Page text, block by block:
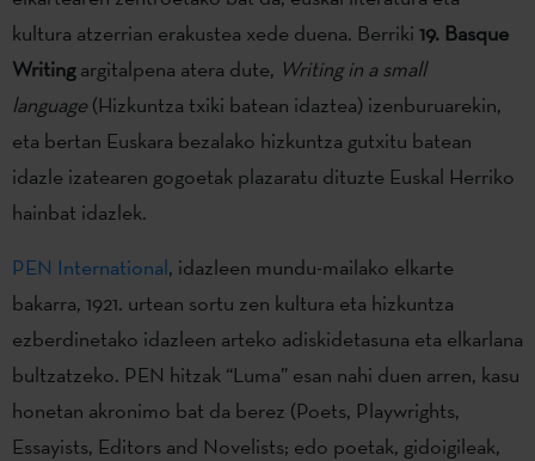
kultura atzerrian erakustea xede duena. Berriki 19. Basque
Writingargitalpena atera dute, Writing in a small
language(Hizkuntza txiki batean idaztea) izenburuarekin,
eta bertan Euskara bezalako hizkuntza gutxitu batean
idazle izatearen gogoetak plazaratu dituzte Euskal Herriko
hainbat idazlek.
PEN International, idazleen mundu-mailako elkarte
bakarra, 1921. urtean sortu zen kultura eta hizkuntza
ezberdinetako idazleen arteko adiskidetasuna eta elkarlana
bultzatzeko. PEN hitzak “Luma” esan nahi duen arren, kasu
honetan akronimo bat da berez (Poets, Playwrights,
Essayists, Editors and Novelists; edo poetak, gidoigileak,